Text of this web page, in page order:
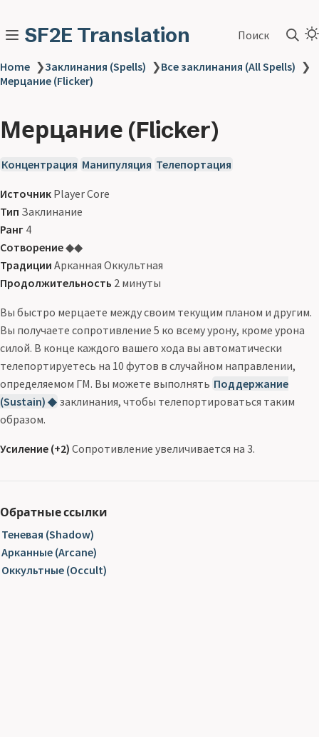
SF2E Translation Поиск
Home ❯Заклинания (Spells) ❯Все заклинания (All Spells) ❯
Мерцание (Flicker)
Мерцание (Flicker)
Концентрация Манипуляция Телепортация
Источник Player Core
Тип Заклинание
Ранг 4
Сотворение◆◆
Традиции Арканная Оккультная
Продолжительность 2 минуты
Вы быстро мерцаете между своим текущим планом и другим.
Вы получаете сопротивление 5 ко всему урону, кроме урона
силой. В конце каждого вашего хода вы автоматически
телепортируетесь на 10 футов в случайном направлении,
определяемом ГМ. Вы можете выполнять Поддержание
(Sustain) ◆ заклинания, чтобы телепортироваться таким
образом.
Усиление (+2) Сопротивление увеличивается на 3.
Обратные ссылки
Теневая (Shadow)
Арканные (Arcane)
Оккультные (Occult)